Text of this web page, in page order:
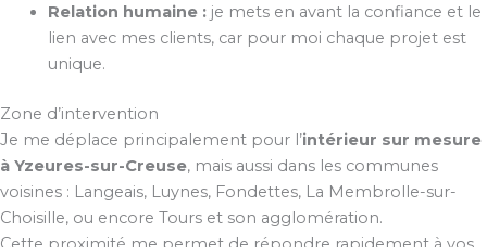
Relation humaine :je mets en avant la confiance et le
lien avec mes clients, car pour moi chaque projet est
unique.
Zone d’intervention
Je me déplace principalement pour l’intérieur sur mesure
à Yzeures-sur-Creuse, mais aussi dans les communes
voisines : Langeais, Luynes, Fondettes, La Membrolle-sur-
Choisille, ou encore Tours et son agglomération.